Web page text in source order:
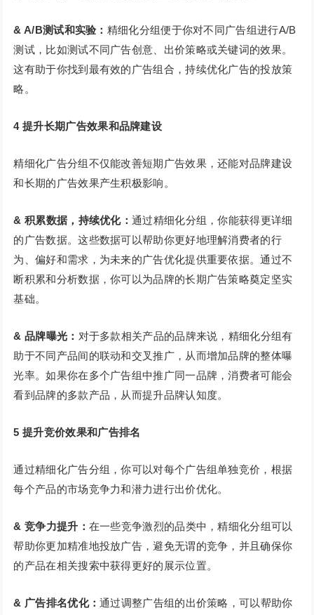
& A/B测试和实验： 精细化分组便于你对不同广告组进行A/B
测试，比如测试不同广告创意、出价策略或关键词的效果。
这有助于你找到最有效的广告组合，持续优化广告的投放策
略。
4 提升长期广告效果和品牌建设
精细化广告分组不仅能改善短期广告效果，还能对品牌建设
和长期的广告效果产生积极影响。
& 积累数据，持续优化：通过精细化分组，你能获得更详细
的广告数据。这些数据可以帮助你更好地理解消费者的行
为、偏好和需求，为未来的广告优化提供重要依据。通过不
断积累和分析数据，你可以为品牌的长期广告策略奠定坚实
基础。
& 品牌曝光： 对于多款相关产品的品牌来说，精细化分组有
助于不同产品间的联动和交叉推广，从而增加品牌的整体曝
光率。如果你在多个广告组中推广同一品牌，消费者可能会
看到品牌的多款产品，从而提升品牌认知度。
5 提升竞价效果和广告排名
通过精细化广告分组，你可以对每个广告组单独竞价，根据
每个产品的市场竞争力和潜力进行出价优化。
& 竞争力提升： 在一些竞争激烈的品类中，精细化分组可以
帮助你更加精准地投放广告，避免无谓的竞争，并且确保你
的产品在相关搜索中获得更好的展示位置。
& 广告排名优化：通过调整广告组的出价策略，可以帮助你